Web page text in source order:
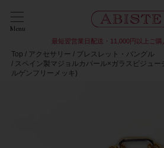
Menu
最短翌営業日配送・11,000円以上ご購
Top アクセサリー
ブレスレット・バングル
スペイン製マジョルカパール×ガラスビジュー
ルゲンフリーメッキ)